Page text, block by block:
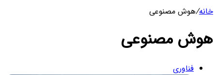
/هوش مصنوعی
مصنوعی
فناوری